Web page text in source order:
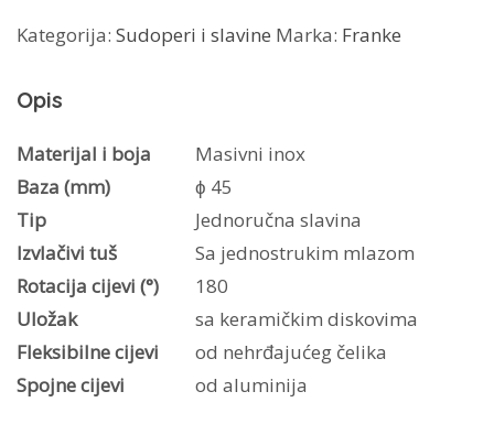
Neo
115.0550.427
količina
Kategorija: Sudoperi i slavine Marka: Franke
Opis
Materijal i boja
Masivni inox
Baza (mm)
ϕ 45
Tip
Jednoručna slavina
Izvlačivi tuš
Sa jednostrukim mlazom
Rotacija cijevi (°)
180
Uložak
sa keramičkim diskovima
Fleksibilne cijevi
od nehrđajućeg čelika
Spojne cijevi
od aluminija